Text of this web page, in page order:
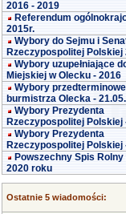
2016 - 2019
Referendum
2015r.
Wybory do Sejmu i
Rzeczypospolitej Polskiej
Wybory uzupełniające
Miejskiej w Olecku - 2016
Wybory przedterminowe
burmistrza Olecka -
Wybory Prezydenta
Rzeczypospolitej Polskiej
Wybory Prezydenta
Rzeczypospolitej Polskiej
Powszechny Spis Rolny
2020 roku
Ostatnie 5 wiadomości: